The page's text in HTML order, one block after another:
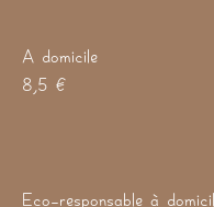
A domicile
8,5 €
Eco-responsable à